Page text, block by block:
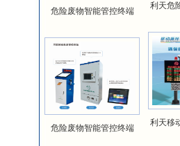
危险废物智能管控终端
利天危
危险废物智能管控终端
利天移